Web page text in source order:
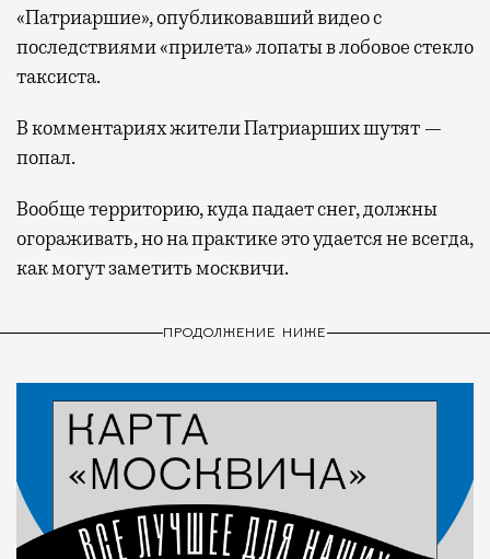
«Патриаршие», опубликовавший видео с
последствиями «прилета» лопаты в лобовое стекло
таксиста.
В комментариях жители Патриарших шутят —
попал.
Вообще территорию, куда падает снег, должны
огораживать, но на практике это удается не всегда,
как могут заметить москвичи.
ПРОДОЛЖЕНИЕ НИЖЕ